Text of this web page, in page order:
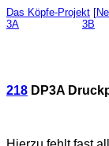
Das Köpfe-Projekt [
3A
3B
218 DP3A